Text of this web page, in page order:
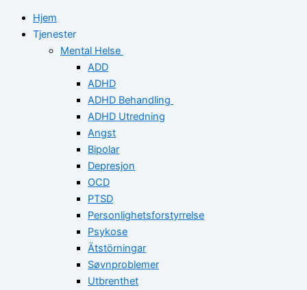
Hjem
Tjenester
Mental Helse
ADD
ADHD
ADHD Behandling
ADHD Utredning
Angst
Bipolar
Depresjon
OCD
PTSD
Personlighetsforstyrrelse
Psykose
Ätstörningar
Søvnproblemer
Utbrenthet